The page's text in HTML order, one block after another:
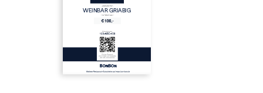
WEINBAR GRIABIG